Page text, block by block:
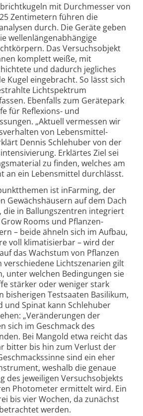
mit Durchmesser von
Zentimetern führen die
durch. Die Geräte geben
wellenlängen­abhängige
Das Versuchsobjekt
komplett weiße, mit
und dadurch jegliches
Kugel eingebracht. So lässt sich
Lichtspektrum
Ebenfalls zum Gerätepark
für Reflexions- und
„Aktuell vermessen wir
von Lebensmittel­
Dennis Schlehuber von der
Erklärtes Ziel sei
zu finden, welches am
an ein Lebensmittel durchlässt.
ist inFarming, der
Gewächs­häusern auf dem Dach
die in Ballungs­zentren integriert
Rooms und Pflanzen­
– beide ähneln sich im Aufbau,
voll klimatisierbar – wird der
das Wachstum von Pflanzen
Licht­szenarien gilt
unter welchen Bedingungen sie
stärker oder weniger stark
bisherigen Testsaaten Basilikum,
und Spinat kann Schlehuber
„Veränderungen der
sich im Geschmack des
Bei Mangold etwa reicht das
bitter bis hin zum Verlust der
sind ein eher
weshalb die genaue
des jeweiligen Versuchs­objekts
Photometer ermittelt wird. Ein
bis vier Wochen, da zunächst
werden.